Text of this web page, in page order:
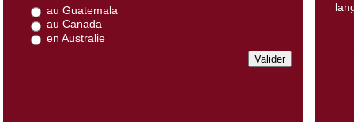
au Guatemala
au Canada
en Australie